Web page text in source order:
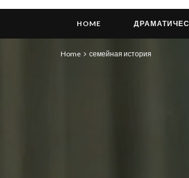
HOME
Home семейная история